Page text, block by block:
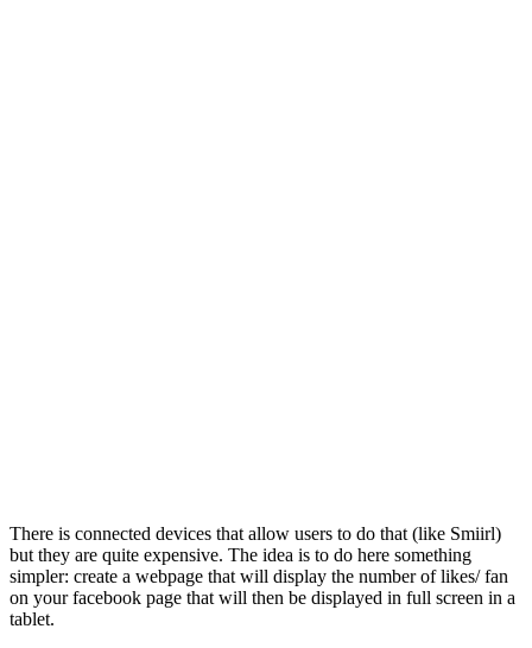
There is connected devices that allow users to do that (like Smiirl)
but they are quite expensive. The idea is to do here something
simpler: create a webpage that will display the number of likes/ fan
on your facebook page that will then be displayed in full screen in a
tablet.